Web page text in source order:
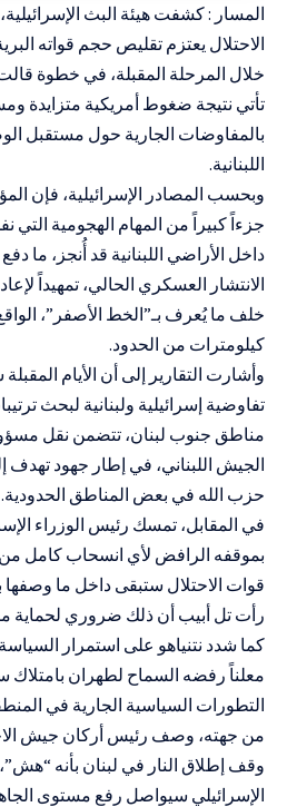
المسار : كشفت هيئة البث
الاحتلال يعتزم تقليص حجم قواته
خلال المرحلة المقبلة، في خطوة قالت
تأتي نتيجة ضغوط أمريكية متزايدة
بالمفاوضات الجارية حول مستقبل
اللبنانية.
وبحسب المصادر الإسرائيلية، فإن
جزءاً كبيراً من المهام الهجومية التي
داخل الأراضي اللبنانية قد أُنجز، ما
الانتشار العسكري الحالي، تمهيداً
خلف ما يُعرف بـ”الخط الأصفر”،
كيلومترات من الحدود.
وأشارت التقارير إلى أن الأيام
تفاوضية إسرائيلية ولبنانية لبحث
مناطق جنوب لبنان، تتضمن نقل
الجيش اللبناني، في إطار جهود
حزب الله في بعض المناطق الحدودية.
في المقابل، تمسك رئيس الوزراء
بموقفه الرافض لأي انسحاب كامل من
قوات الاحتلال ستبقى داخل ما وصفها
رأت تل أبيب أن ذلك ضروري لحماية
كما شدد نتنياهو على استمرار السياسة
معلناً رفضه السماح لطهران بامتلاك
التطورات السياسية الجارية في
من جهته، وصف رئيس أركان جيش
وقف إطلاق النار في لبنان بأنه
الإسرائيلي سيواصل رفع مستوى